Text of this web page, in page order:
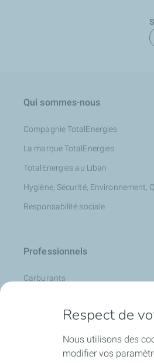
Qui sommes-nous
Compagnie TotalEnergies
La marque TotalEnergies
TotalEnergies au Liban
Hygiène, Sécurité, Environnement,
Responsabilité sociale
Professionnels
Carburants
Analyse d’huile : LubAnac
Devenir fournisseur
Lubrifiants
Respect de
Nous utilisons des
modifier vos